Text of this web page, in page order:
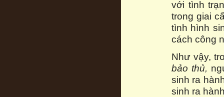
với tình
trong giai
tình hình
cách công
Như vậy,
bảo thủ,
sinh ra
sinh ra